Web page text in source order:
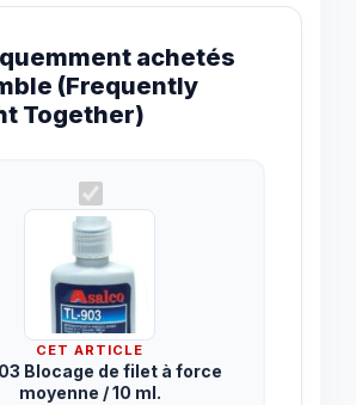
achetés
(Frequently
Together)
CET ARTICLE
Blocage de filet à force
moyenne / 10 ml.